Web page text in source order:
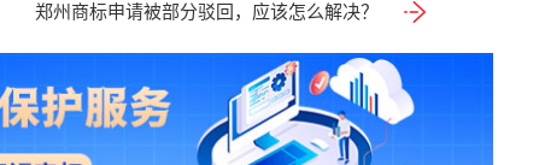
郑州商标申请被部分驳回，应该怎么解决？